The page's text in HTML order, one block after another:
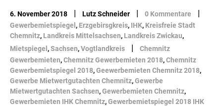
6. November 2018 | Lutz Schneider | 0 Kommentare |
Gewerbemietspiegel , Erzgebirsgkreis, IHK, Kreisfreie Stadt
Chemnitz, Landkreis Mittelsachsen, Landkreis Zwickau,
Mietspiegel ,Sachsen,Vogtlandkreis |
Chemnitz
Gewerbemieten,Chemnitz Gewerbemieten 2018,Chemnitz
Gewerbemietspiegel 2018,Geewerbemieten Chemnitz 2018,
Gewerbe Mietwertgutachten Chemnitz,Gewerbe
Mietwertgutachten Sachsen,Gewerbemieten Chemnitz,
Gewerbemieten IHK Chemnitz,Gewerbemietspiegel 2018 IHK